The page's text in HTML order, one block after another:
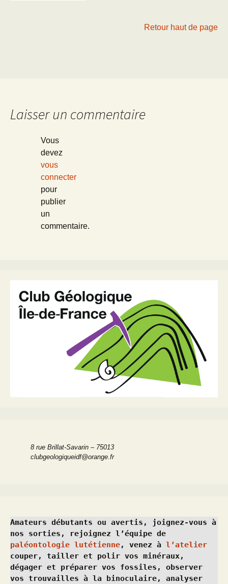
Retour haut de page
Laisser un commentaire
Vous
devez
vous
connecter
pour
publier
un
commentaire.
8 rue Brillat-Savarin – 75013
clubgeologiqueidf@orange.fr
Amateurs débutants ou avertis, joignez-vous à
paléontologie lutétienne, venez à l’atelier
couper, tailler et polir vos minéraux,
dégager et préparer vos fossiles, observer
vos trouvailles à la binoculaire, analyser